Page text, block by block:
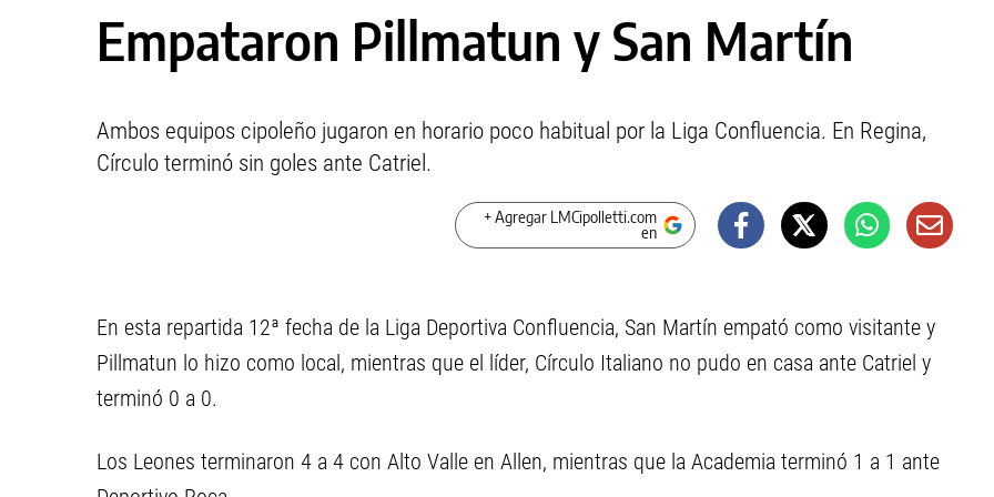
Empataron Pillmatun y San Martín
Ambos equipos cipoleño jugaron en horario poco habitual por la Liga Confluencia. En Regina,
Círculo terminó sin goles ante Catriel.
+ Agregar LMCipolletti.com
en
En esta repartida 12ª fecha de la Liga Deportiva Confluencia, San Martín empató como visitante y
Pillmatun lo hizo como local, mientras que el líder, Círculo Italiano no pudo en casa ante Catriel y
terminó 0 a 0.
Los Leones terminaron 4 a 4 con Alto Valle en Allen, mientras que la Academia terminó 1 a 1 ante